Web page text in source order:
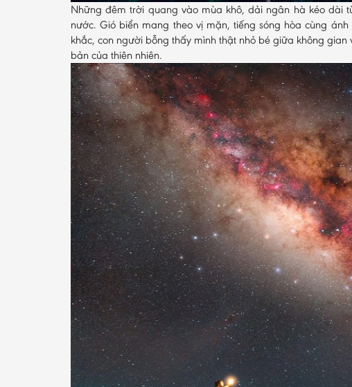
Những đêm trời quang vào mùa khô, dải ngân hà kéo
nước. Gió biển mang theo vị mặn, tiếng sóng hòa cùng
khắc, con người bỗng thấy mình thật nhỏ bé giữa không
bản của thiên nhiên.